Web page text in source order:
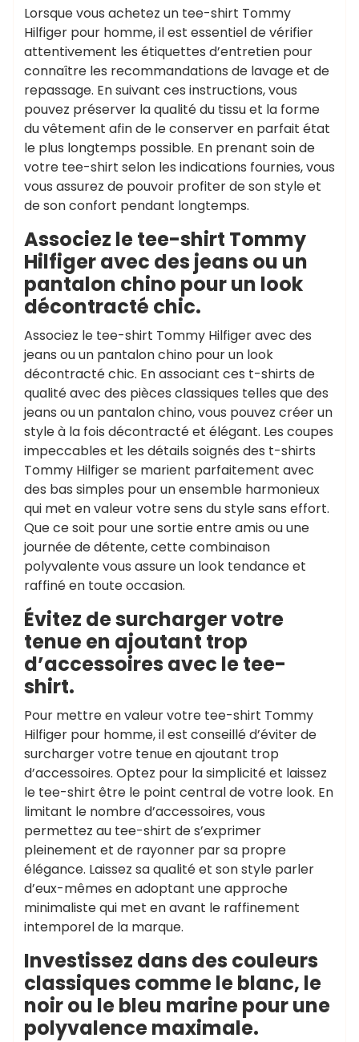
Lorsque vous achetez un tee-shirt Tommy
Hilfiger pour homme, il est essentiel de vérifier
attentivement les étiquettes d’entretien pour
connaître les recommandations de lavage et de
repassage. En suivant ces instructions, vous
pouvez préserver la qualité du tissu et la forme
du vêtement afin de le conserver en parfait état
le plus longtemps possible. En prenant soin de
votre tee-shirt selon les indications fournies, vous
vous assurez de pouvoir profiter de son style et
de son confort pendant longtemps.
Associez le tee-shirt Tommy
Hilfiger avec des jeans ou un
pantalon chino pour un look
décontracté chic.
Associez le tee-shirt Tommy Hilfiger avec des
jeans ou un pantalon chino pour un look
décontracté chic. En associant ces t-shirts de
qualité avec des pièces classiques telles que des
jeans ou un pantalon chino, vous pouvez créer un
style à la fois décontracté et élégant. Les coupes
impeccables et les détails soignés des t-shirts
Tommy Hilfiger se marient parfaitement avec
des bas simples pour un ensemble harmonieux
qui met en valeur votre sens du style sans effort.
Que ce soit pour une sortie entre amis ou une
journée de détente, cette combinaison
polyvalente vous assure un look tendance et
raffiné en toute occasion.
Évitez de surcharger votre
tenue en ajoutant trop
d’accessoires avec le tee-
shirt.
Pour mettre en valeur votre tee-shirt Tommy
Hilfiger pour homme, il est conseillé d’éviter de
surcharger votre tenue en ajoutant trop
d’accessoires. Optez pour la simplicité et laissez
le tee-shirt être le point central de votre look. En
limitant le nombre d’accessoires, vous
permettez au tee-shirt de s’exprimer
pleinement et de rayonner par sa propre
élégance. Laissez sa qualité et son style parler
d’eux-mêmes en adoptant une approche
minimaliste qui met en avant le raffinement
intemporel de la marque.
Investissez dans des couleurs
classiques comme le blanc, le
noir ou le bleu marine pour une
polyvalence maximale.